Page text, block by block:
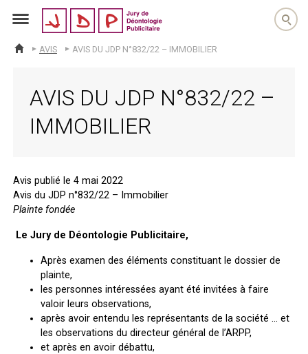
jdp
ACCUEIL
AVIS AVIS DU JDP N°832/22 – IMMOBILIER
AVIS DU JDP N°832/22 –
IMMOBILIER
Avis publié le 4 mai 2022
Avis du JDP n°832/22 – Immobilier
Plainte fondée
Le Jury de Déontologie Publicitaire,
Après examen des éléments constituant le dossier de
plainte,
les personnes intéressées ayant été invitées à faire
valoir leurs observations,
après avoir entendu les représentants de la société … et
les observations du directeur général de l’ARPP,
et après en avoir débattu,